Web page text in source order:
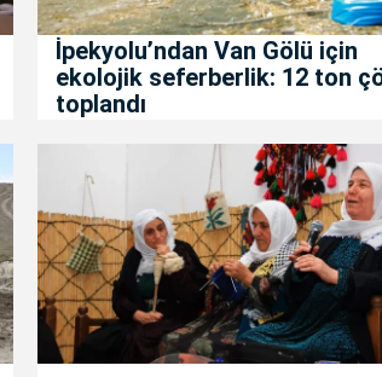
İpekyolu’ndan Van Gölü için
ekolojik seferberlik: 12 ton
toplandı